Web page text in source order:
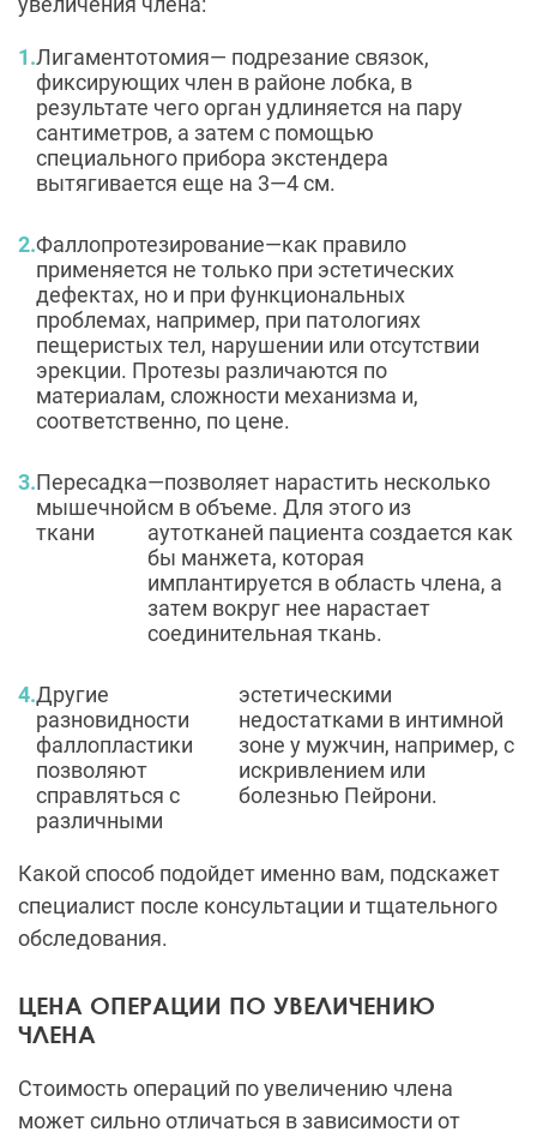
Лигаментотомия— подрезание связок,
фиксирующих член в районе лобка, в
результате чего орган удлиняется на пару
сантиметров, а затем с помощью
специального прибора экстендера
вытягивается еще на 3—4 см.
Фаллопротезирование—как правило
применяется не только при эстетических
дефектах, но и при функциональных
проблемах, например, при патологиях
пещеристых тел, нарушении или отсутствии
эрекции. Протезы различаются по
материалам, сложности механизма и,
соответственно, по цене.
Пересадка
мышечной
ткани
—позволяет нарастить несколько
см в объеме. Для этого из
аутотканей пациента создается как
бы манжета, которая
имплантируется в область члена, а
затем вокруг нее нарастает
соединительная ткань.
Другие
разновидности
фаллопластики
позволяют
справляться с
различными
эстетическими
недостатками в интимной
зоне у мужчин, например, с
искривлением или
болезнью Пейрони.
Какой способ подойдет именно вам, подскажет
специалист после консультации и тщательного
обследования.
ЦЕНА ОПЕРАЦИИ ПО УВЕЛИЧЕНИЮ
ЧЛЕНА
Стоимость операций по увеличению члена
может сильно отличаться в зависимости от